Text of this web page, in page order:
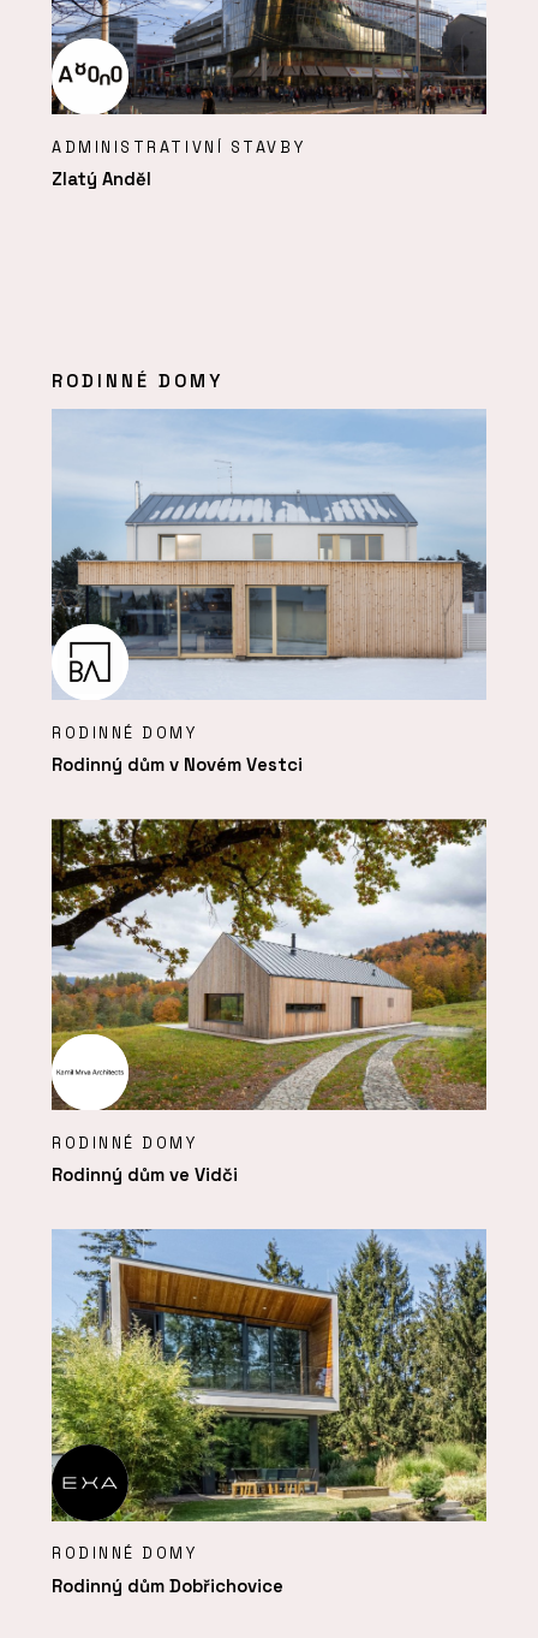
ADMINISTRATIVNÍ STAVBY
Zlatý Anděl
RODINNÉ DOMY
RODINNÉ DOMY
Rodinný dům v Novém Vestci
RODINNÉ DOMY
Rodinný dům ve Vidči
RODINNÉ DOMY
Rodinný dům Dobřichovice